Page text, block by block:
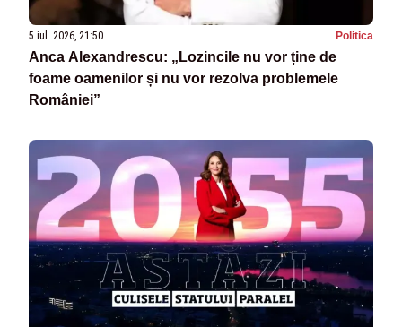
5 iul. 2026, 21:50 Politica
Anca Alexandrescu: „Lozincile nu vor ține de
foame oamenilor și nu vor rezolva problemele
României”